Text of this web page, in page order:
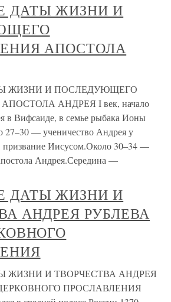
ДАТЫ ЖИЗНИ И
АПОСТОЛА
ЖИЗНИ И ПОСЛЕДУЮЩЕГО
АНДРЕЯ I век, начало
в Вифсаиде, в семье рыбака Ионы
27–30 — ученичество Андрея у
Иисусом.Около 30–34 —
Андрея.Середина —
ДАТЫ ЖИЗНИ И
АНДРЕЯ РУБЛЕВА
ЖИЗНИ И ТВОРЧЕСТВА АНДРЕЯ
ПРОСЛАВЛЕНИЯ